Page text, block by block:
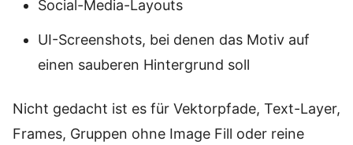
Social-Media-Layouts
UI-Screenshots, bei denen das Motiv auf
einen sauberen Hintergrund soll
Nicht gedacht ist es für Vektorpfade, Text-Layer,
Frames, Gruppen ohne Image Fill oder reine